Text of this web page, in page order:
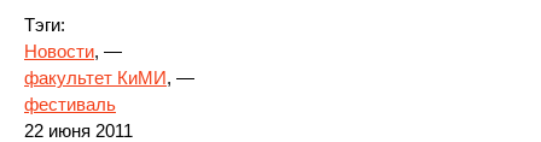
Тэги:
Новости, —
факультет КиМИ, —
фестиваль
22 июня 2011